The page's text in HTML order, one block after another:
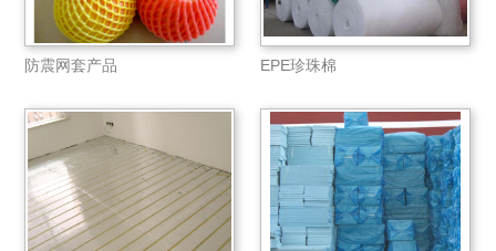
防震网套产品 EPE珍珠棉